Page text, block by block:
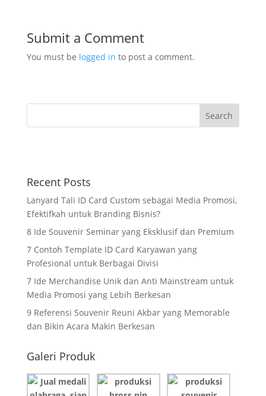
Submit a Comment
You must be logged in to post a comment.
Recent Posts
Lanyard Tali ID Card Custom sebagai Media Promosi,
Efektifkah untuk Branding Bisnis?
8 Ide Souvenir Seminar yang Eksklusif dan Premium
7 Contoh Template ID Card Karyawan yang
Profesional untuk Berbagai Divisi
7 Ide Merchandise Unik dan Anti Mainstream untuk
Media Promosi yang Lebih Berkesan
9 Referensi Souvenir Reuni Akbar yang Memorable
dan Bikin Acara Makin Berkesan
Galeri Produk